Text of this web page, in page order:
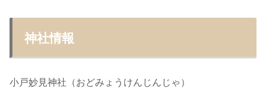
神社情報
小戸妙見神社（おどみょうけんじんじゃ）